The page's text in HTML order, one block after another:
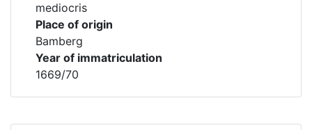
mediocris
Place of origin
Bamberg
Year of immatriculation
1669/70